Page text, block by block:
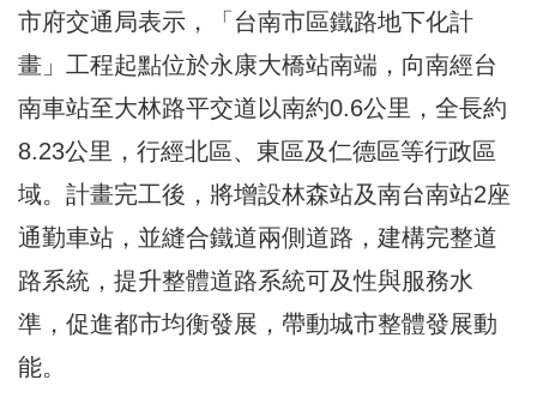
市府交通局表示，「台南市區鐵路地下化計
畫」工程起點位於永康大橋站南端，向南經台
南車站至大林路平交道以南約0.6公里，全長約
8.23公里，行經北區、東區及仁德區等行政區
域。計畫完工後，將增設林森站及南台南站2座
通勤車站，並縫合鐵道兩側道路，建構完整道
路系統，提升整體道路系統可及性與服務水
準，促進都市均衡發展，帶動城市整體發展動
能。